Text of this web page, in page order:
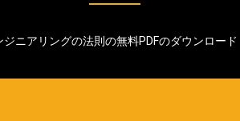
ニアリングの法則の無料PDFのダウンロード